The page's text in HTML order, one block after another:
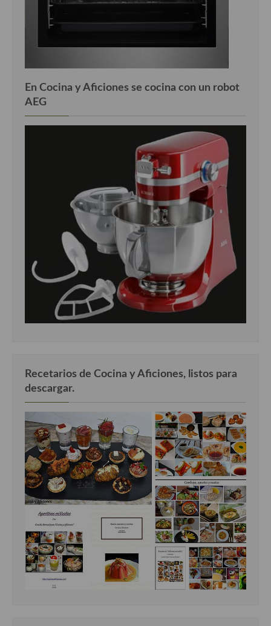
En Cocina y Aficiones se cocina con un robot
AEG
Recetarios de Cocina y Aficiones, listos para
descargar.